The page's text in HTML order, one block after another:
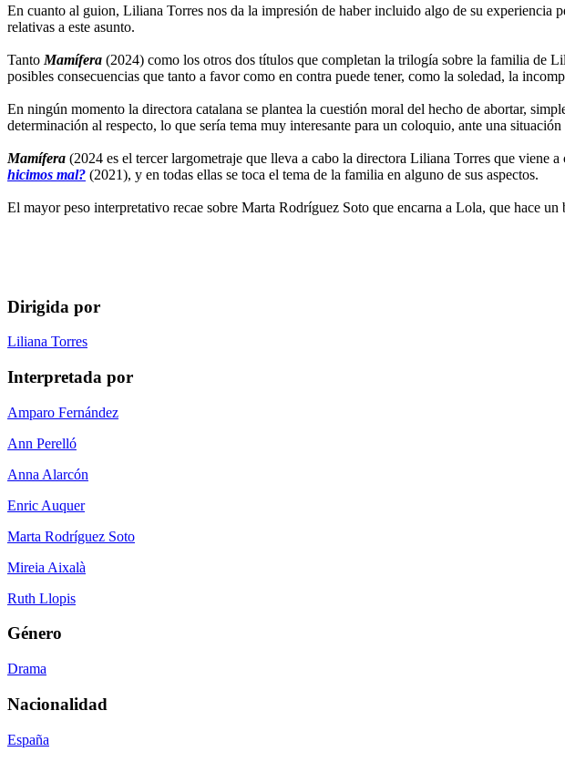
En cuanto al guion, Liliana Torres nos da la impresión de haber incluido algo de su experiencia
relativas a este asunto.
Tanto Mamífera (2024) como los otros dos títulos que completan la trilogía sobre la familia de
posibles consecuencias que tanto a favor como en contra puede tener, como la soledad, la
En ningún momento la directora catalana se plantea la cuestión moral del hecho de abortar,
determinación al respecto, lo que sería tema muy interesante para un coloquio, ante una
Mamífera (2024 es el tercer largometraje que lleva a cabo la directora Liliana Torres que viene
hicimos mal? (2021), y en todas ellas se toca el tema de la familia en alguno de sus aspectos.
El mayor peso interpretativo recae sobre Marta Rodríguez Soto que encarna a Lola, que hace
Dirigida por
Liliana Torres
Interpretada por
Amparo Fernández
Ann Perelló
Anna Alarcón
Enric Auquer
Marta Rodríguez Soto
Mireia Aixalà
Ruth Llopis
Género
Drama
Nacionalidad
España